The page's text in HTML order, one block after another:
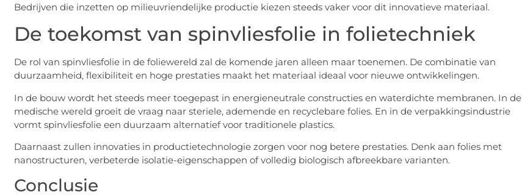
Bedrijven die inzetten op milieuvriendelijke productie kiezen steeds vaker voor dit innovatieve materiaal.
De toekomst van spinvliesfolie in folietechniek
De rol van spinvliesfolie in de foliewereld zal de komende jaren alleen maar toenemen. De combinatie van
duurzaamheid, flexibiliteit en hoge prestaties maakt het materiaal ideaal voor nieuwe ontwikkelingen.
In de bouw wordt het steeds meer toegepast in energieneutrale constructies en waterdichte membranen. In de
medische wereld groeit de vraag naar steriele, ademende en recyclebare folies. En in de verpakkingsindustrie
vormt spinvliesfolie een duurzaam alternatief voor traditionele plastics.
Daarnaast zullen innovaties in productietechnologie zorgen voor nog betere prestaties. Denk aan folies met
nanostructuren, verbeterde isolatie-eigenschappen of volledig biologisch afbreekbare varianten.
Conclusie